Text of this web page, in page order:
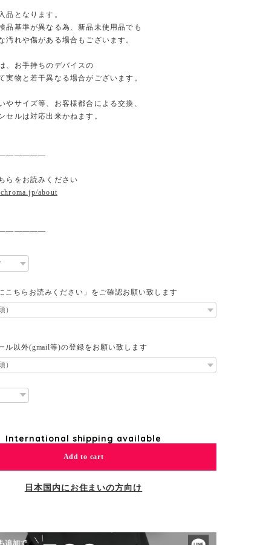
品となります。
品基準が異なる為、新品未使用品でも
汚れや傷がある場合もございます。
、お手持ちのデバイスの
実物と若干異なる場合がございます。
やサイズ等、お客様都合による交換、
セルは対応出来かねます。
らをお読みください
about
こちらお読みください」をご確認お願い致します
ル以外(gmail等)の登録をお願い致します
International shipping available
Add to cart
日本国内にお住まいの方向け